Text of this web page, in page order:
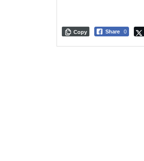
Share 0
Copy